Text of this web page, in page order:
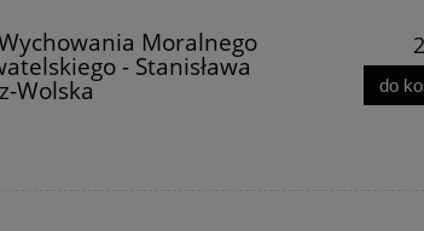
Moralnego
- Stanisława
Wolska
do